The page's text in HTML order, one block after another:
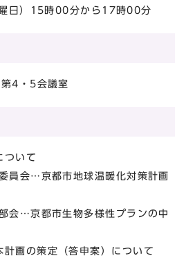
日）15時00分から17時00分
4・5会議室
いて
員会…京都市地球温暖化対策計画
会…京都市生物多様性プランの中
画の策定（答申案）について